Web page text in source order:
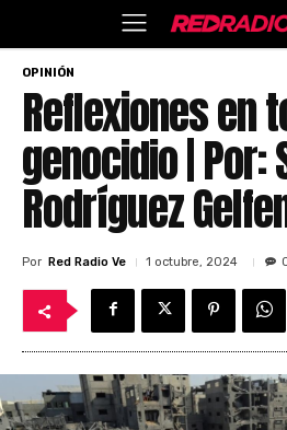
OPINIÓN
Reflexiones en
genocidio | Por:
Rodríguez
Por Red Radio Ve 1 octubre, 2024